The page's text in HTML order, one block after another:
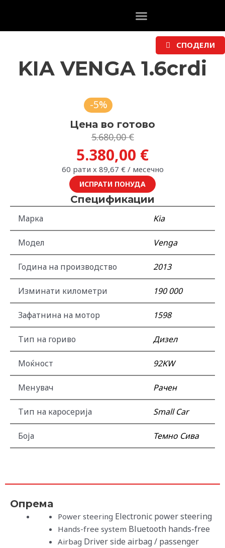
content
СПОДЕЛИ
KIA VENGA 1.6crdi
-5%
Цена во готово
5.680,00€
Original
price
was:
5.680,00 €.
5.380,00 €
Current
price
is:
5.380,00 €.
60 рати х 89,67 €/ месечно
ИСПРАТИ ПОНУДА
Спецификации
Марка Kia
Модел Venga
Година на производство 2013
Изминати километри 190 000
Зафатнина на мотор 1598
Тип на гориво Дизел
Моќност 92KW
Менувач Рачен
Тип на каросерија Small Car
Боја Темно Сива
Опрема
Power steering Electronic power steering
Hands-free system Bluetooth hands-free
Airbag Driver side airbag / passenger